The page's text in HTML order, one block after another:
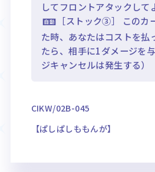
してフロントアタックして
［ストック③］ このカ
た時、あなたはコストを払
たら、相手に1ダメージを
ジキャンセルは発生する）
CIKW/02B-045
【ぱしぱしももんが】